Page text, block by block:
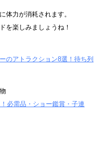
体力が消耗されます。
を楽しみましょうね！
のアトラクション8選！待ち列
必需品・ショー鑑賞・子連